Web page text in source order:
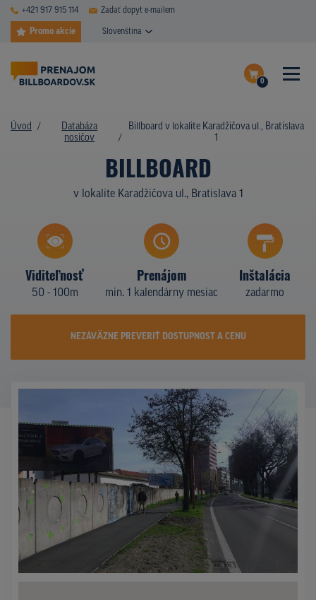
+421 917 915 114 Zadať dopyt e-mailem
Promo akcie Slovenština
0
Dokončiť dopyt
DATABÁZA NOSIČOV
PLOCHY V AKCII
CENY
TYPY NOSIČOV
KTO SME
KONTAKTY
Úvod
Databáza
nosičov
Billboard v lokalite Karadžičova ul., Bratislava
1
BILLBOARD
v lokalite Karadžičova ul., Bratislava 1
Viditeľnosť
50 - 100m
Prenájom
min. 1 kalendárny mesiac
Inštalácia
zadarmo
NEZÁVÄZNE PREVERIŤ DOSTUPNOST A CENU